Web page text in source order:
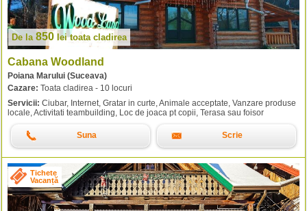
De la 850 leitoata cladirea
Cabana Woodland
Poiana Marului (Suceava)
Cazare: Toata cladirea - 10 locuri
Servicii: Ciubar, Internet, Gratar in curte, Animale acceptate, Vanzare produse
locale, Activitati teambuilding, Loc de joaca pt copii, Terasa sau foisor
Suna Scrie
Tichete
Vacanță